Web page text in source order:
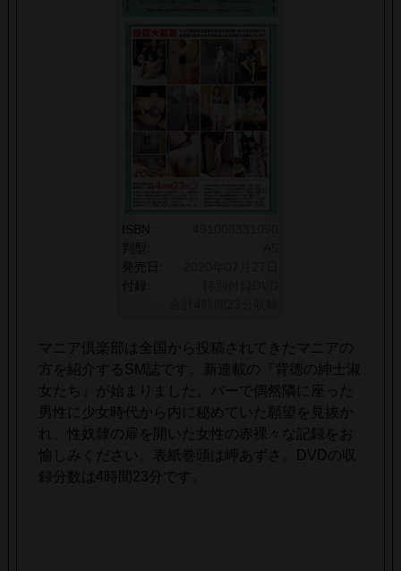
ISBN:
判型:
発売日:
付録:
マニア倶楽部は全国から投稿されてきたマニアの
方を紹介するSM誌です。新連載の『背徳の紳士淑
女たち』が始まりました。バーで偶然隣に座った
男性に少女時代から内に秘めていた願望を見抜か
れ、性奴隷の扉を開いた女性の赤裸々な記録をお
愉しみください。表紙巻頭は岬あずさ。DVDの収
録分数は4時間23分です。